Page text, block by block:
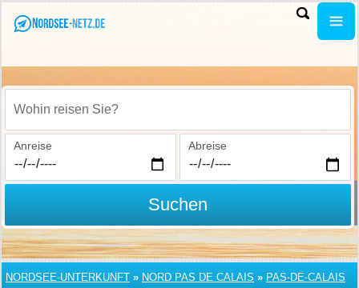
Wohin reisen Sie?
Anreise Abreise
Suchen
NORDSEE-UNTERKUNFT » NORD PAS DE CALAIS » PAS-DE-CALAIS